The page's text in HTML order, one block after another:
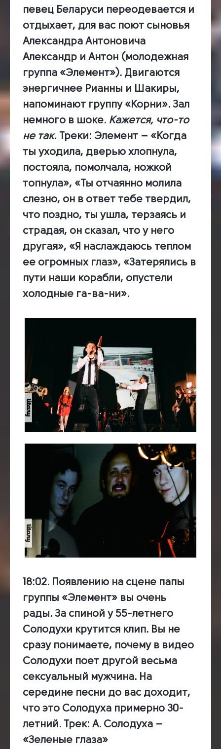
певец Беларуси переодевается и
отдыхает, для вас поют сыновья
Александра Антоновича
Александр и Антон (молодежная
группа «Элемент»). Двигаются
энергичнее Рианны и Шакиры,
напоминают группу «Корни». Зал
немного в шоке. Кажется, что-то
не так. Треки: Элемент – «Когда
ты уходила, дверью хлопнула,
постояла, помолчала, ножкой
топнула», «Ты отчаянно молила
слезно, он в ответ тебе твердил,
что поздно, ты ушла, терзаясь и
страдая, он сказал, что у него
другая», «Я наслаждаюсь теплом
ее огромных глаз», «Затерялись в
пути наши корабли, опустели
холодные га-ва-ни».
18:02. Появлению на сцене папы
группы «Элемент» вы очень
рады. За спиной у 55-летнего
Солодухи крутится клип. Вы не
сразу понимаете, почему в видео
Солодухи поет другой весьма
сексуальный мужчина. На
середине песни до вас доходит,
что это Солодуха примерно 30-
летний. Трек: А. Солодуха –
«Зеленые глаза»